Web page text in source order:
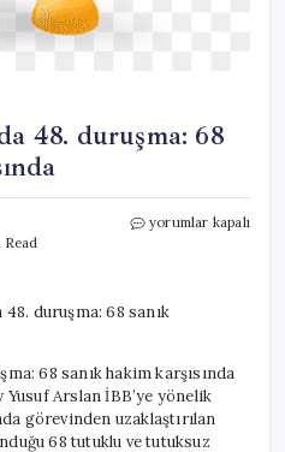
48. duruşma: 68
İmamoğlu
68
sanık
karşısında
için
yorumlar kapalı
68 sanık hakim karşısında
Arslan İBB’ye yönelik
görevinden uzaklaştırılan
68 tutuklu ve tutuksuz